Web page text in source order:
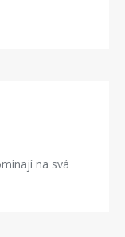
na svá